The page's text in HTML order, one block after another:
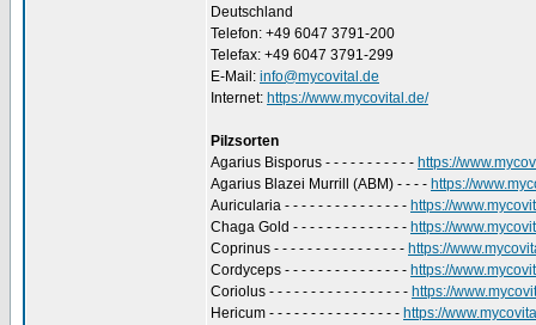
Deutschland
Telefon: +49 6047 3791-200
Telefax: +49 6047 3791-299
E-Mail: info@mycovital.de
Internet: https://www.mycovital.de/
Pilzsorten
Agarius Bisporus - - - - - - - - - - - https://
Agarius Blazei Murrill (ABM) - - - - https://
Auricularia - - - - - - - - - - - - - - - https://
Chaga Gold - - - - - - - - - - - - - - https://
Coprinus - - - - - - - - - - - - - - - - https://
Cordyceps - - - - - - - - - - - - - - - https://
Coriolus - - - - - - - - - - - - - - - - - https://
Hericum - - - - - - - - - - - - - - - - https://